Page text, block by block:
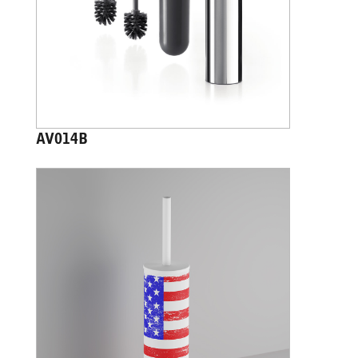
AV014B